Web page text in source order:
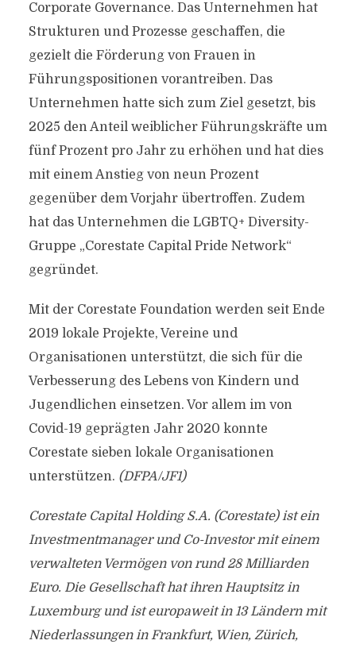
Corporate Governance. Das Unternehmen hat
Strukturen und Prozesse geschaffen, die
gezielt die Förderung von Frauen in
Führungspositionen vorantreiben. Das
Unternehmen hatte sich zum Ziel gesetzt, bis
2025 den Anteil weiblicher Führungskräfte um
fünf Prozent pro Jahr zu erhöhen und hat dies
mit einem Anstieg von neun Prozent
gegenüber dem Vorjahr übertroffen. Zudem
hat das Unternehmen die LGBTQ+ Diversity-
Gruppe „Corestate Capital Pride Network“
gegründet.
Mit der Corestate Foundation werden seit Ende
2019 lokale Projekte, Vereine und
Organisationen unterstützt, die sich für die
Verbesserung des Lebens von Kindern und
Jugendlichen einsetzen. Vor allem im von
Covid-19 geprägten Jahr 2020 konnte
Corestate sieben lokale Organisationen
unterstützen. (DFPA/JF1)
Corestate Capital Holding S.A. (Corestate) ist ein
Investmentmanager und Co-Investor mit einem
verwalteten Vermögen von rund 28 Milliarden
Euro. Die Gesellschaft hat ihren Hauptsitz in
Luxemburg und ist europaweit in 13 Ländern mit
Niederlassungen in Frankfurt, Wien, Zürich,